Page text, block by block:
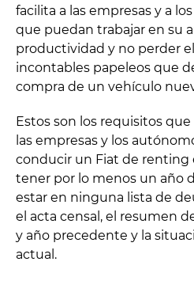
facilita a las empresas y a
que puedan trabajar en su
productividad y no perder
incontables papeleos que
compra de un vehículo
Estos son los requisitos
las empresas y los
conducir un Fiat de renting
tener por lo menos un año
estar en ninguna lista de
el acta censal, el resumen
y año precedente y la
actual.